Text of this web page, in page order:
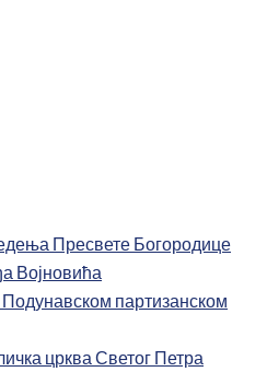
Пресвете Богородице
Војновића
партизанском
црква Светог Петра